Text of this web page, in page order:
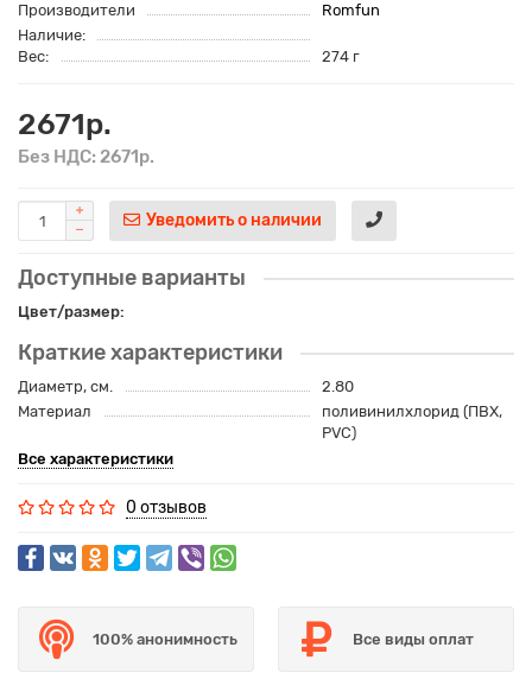
Производители
Romfun
Наличие:
Вес:
274 г
2671р.
Без НДС: 2671р.
Уведомить о наличии
Доступные варианты
Цвет/размер:
Краткие характеристики
Диаметр, см.
2.80
Материал
поливинилхлорид (ПВХ,
PVC)
Все характеристики
0 отзывов
100% анонимность Все виды оплат